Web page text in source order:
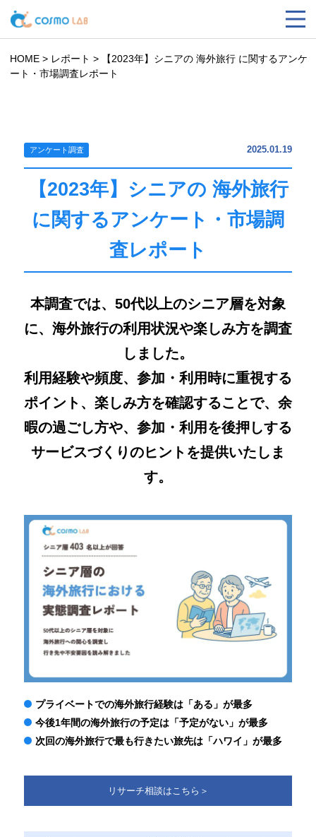
HOME > レポート >
【2023年】シニアの 海外旅行 に関するアンケ
ート・市場調査レポート
アンケート調査 2025.01.19
【2023年】シニアの 海外旅行
に関するアンケート・市場調
査レポート
本調査では、50代以上のシニア層を対象
に、海外旅行の利用状況や楽しみ方を調査
しました。
利用経験や頻度、参加・利用時に重視する
ポイント、楽しみ方を確認することで、余
暇の過ごし方や、参加・利用を後押しする
サービスづくりのヒントを提供いたしま
す。
プライベートでの海外旅行経験は「ある」が最多
今後1年間の海外旅行の予定は「予定がない」が最多
次回の海外旅行で最も行きたい旅先は「ハワイ」が最多
リサーチ相談はこちら＞